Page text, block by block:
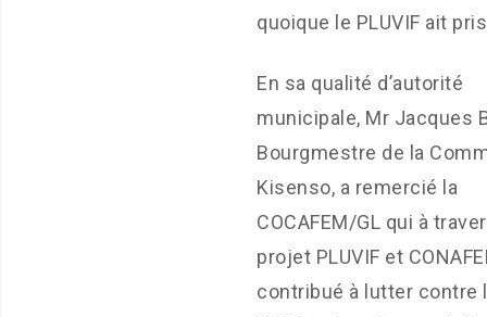
quoique le PLUVIF ait
En sa qualité d’autorité
municipale, Mr Jacques
Bourgmestre de la
Kisenso, a remercié la
COCAFEM/GL qui à
projet PLUVIF et
contribué à lutter contre